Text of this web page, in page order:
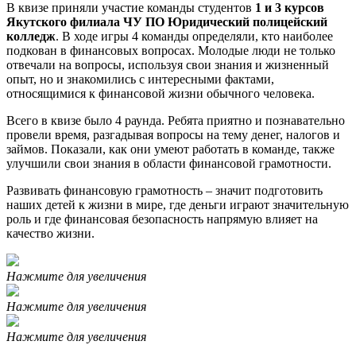
В квизе приняли участие команды студентов 1 и 3 курсов
Якутского филиала ЧУ ПО Юридический полицейский
колледж. В ходе игры 4 команды определяли, кто наиболее
подкован в финансовых вопросах. Молодые люди не только
отвечали на вопросы, используя свои знания и жизненный
опыт, но и знакомились с интересными фактами,
относящимися к финансовой жизни обычного человека.
Всего в квизе было 4 раунда. Ребята приятно и познавательно
провели время, разгадывая вопросы на тему денег, налогов и
займов. Показали, как они умеют работать в команде, также
улучшили свои знания в области финансовой грамотности.
Развивать финансовую грамотность – значит подготовить
наших детей к жизни в мире, где деньги играют значительную
роль и где финансовая безопасность напрямую влияет на
качество жизни.
Нажмите для увеличения
Нажмите для увеличения
Нажмите для увеличения